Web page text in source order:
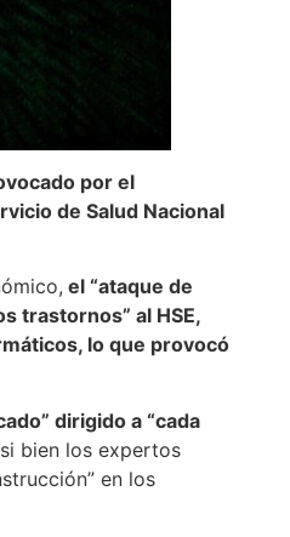
por el
de Salud Nacional
el “ataque de
trastornos” al HSE,
lo que provocó
dirigido a “cada
bien los expertos
en los